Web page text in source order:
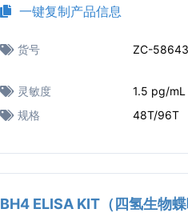
一键复制产品信息
货号 ZC-58643
灵敏度
1.5 pg/mL
规格
48T/96T
BH4 ELISA KIT（四氢生物蝶